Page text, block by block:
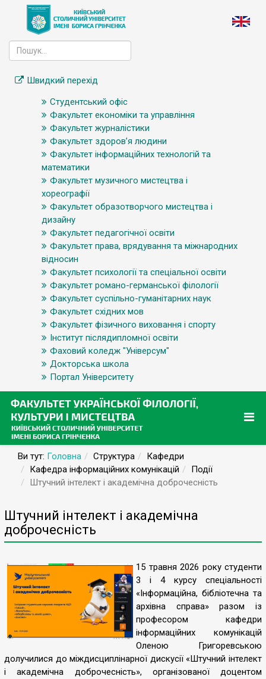
Швидкий перехід
Студентський офіс
Факультет економіки та управління
Факультет журналістики
Факультет здоров’я людини
Факультет інформаційних технологій та
математики
Факультет музичного мистецтва і
хореографії
Факультет образотворчого мистецтва і
дизайну
Факультет педагогічної освіти
Факультет права, врядування та міжнародних
відносин
Факультет психології та спеціальної освіти
Факультет романо-германської філології
Факультет суспільно-гуманітарних наук
Факультет східних мов
Факультет фізичного виховання і спорту
Інститут післядипломної освіти
Фаховий коледж "Універсум"
Докторська школа
Портал Університету
Ви тут: Головна Структура
Кафедри
Кафедра інформаційних комунікацій
Події
Штучний інтелект і академічна доброчесність
Штучний інтелект і академічна
доброчесність
15 травня 2026 року студенти
3 і 4 курсу спеціальності
«Інформаційна, бібліотечна та
архівна справа» разом із
професором кафедри
інформаційних комунікацій
Оленою Григоревською
долучилися до міждисциплінарної дискусії «Штучний інтелект
і академічна доброчесність», організованої доцентом